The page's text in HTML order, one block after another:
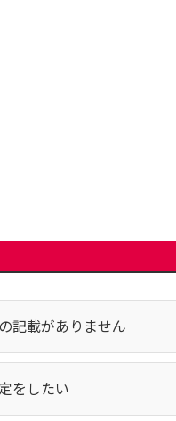
記載がありません
をしたい